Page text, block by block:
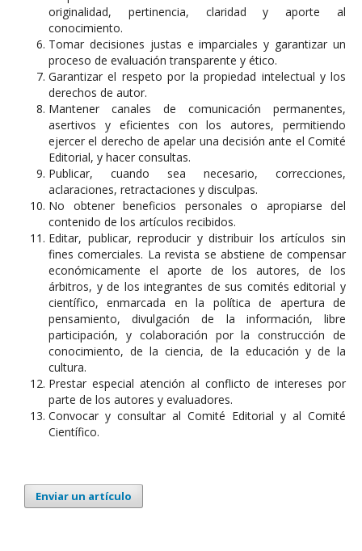
originalidad, pertinencia, claridad y aporte al
conocimiento.
Tomar decisiones justas e imparciales y garantizar un
proceso de evaluación transparente y ético.
Garantizar el respeto por la propiedad intelectual y los
derechos de autor.
Mantener canales de comunicación permanentes,
asertivos y eficientes con los autores, permitiendo
ejercer el derecho de apelar una decisión ante el Comité
Editorial, y hacer consultas.
Publicar, cuando sea necesario, correcciones,
aclaraciones, retractaciones y disculpas.
No obtener beneficios personales o apropiarse del
contenido de los artículos recibidos.
Editar, publicar, reproducir y distribuir los artículos sin
fines comerciales. La revista se abstiene de compensar
económicamente el aporte de los autores, de los
árbitros, y de los integrantes de sus comités editorial y
científico, enmarcada en la política de apertura de
pensamiento, divulgación de la información, libre
participación, y colaboración por la construcción de
conocimiento, de la ciencia, de la educación y de la
cultura.
Prestar especial atención al conflicto de intereses por
parte de los autores y evaluadores.
Convocar y consultar al Comité Editorial y al Comité
Científico.
Enviar un artículo